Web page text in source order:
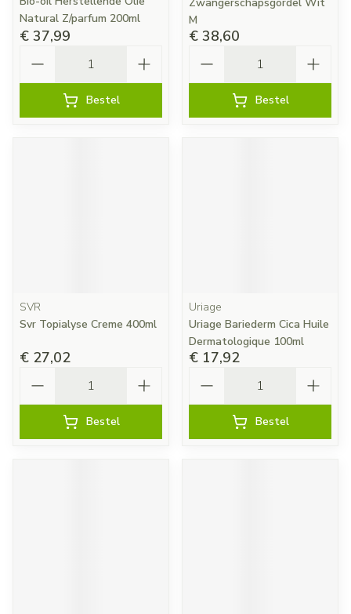
Natural Z/parfum 200ml
€ 37,99
Bestel
M
€ 38,60
Bestel
SVR
Svr Topialyse Creme 400ml
€ 27,02
Bestel
Uriage
Uriage Bariederm Cica Huile
Dermatologique 100ml
€ 17,92
Bestel